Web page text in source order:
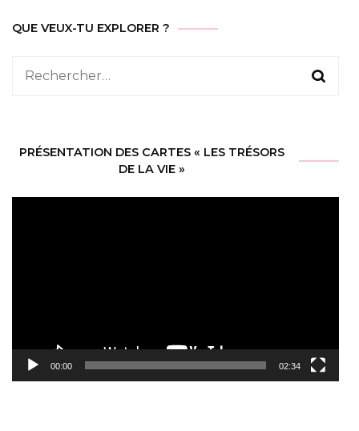
QUE VEUX-TU EXPLORER ?
Rechercher :
PRÉSENTATION DES CARTES « LES TRÉSORS
DE LA VIE »
00:00 02:34